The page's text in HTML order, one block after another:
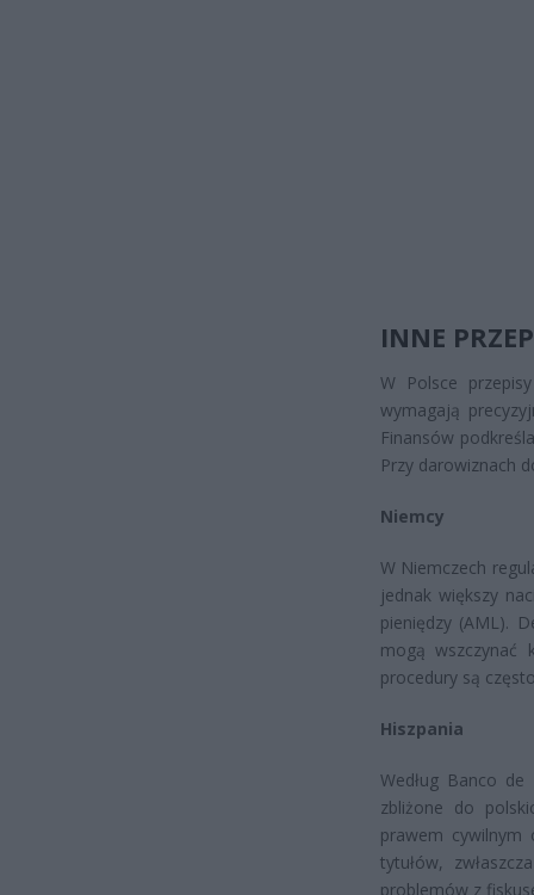
INNE
W Polsce
wymagają
Finansów
Przy darowiznach
Niemcy
W Niemczech
jednak większy
pieniędzy (AML).
mogą wszczynać
procedury są
Hiszpania
Według Banco
zbliżone do
prawem cywilnym
tytułów,
problemów z